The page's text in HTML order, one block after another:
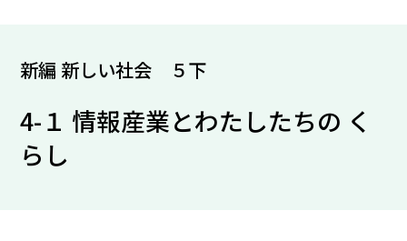
新編 新しい社会 ５下
4-１ 情報産業とわたしたちの く
らし